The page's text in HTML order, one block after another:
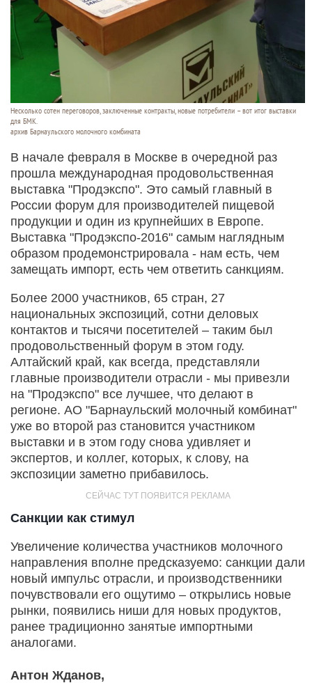
Несколько сотен переговоров, заключенные контракты, новые потребители – вот итог выставки
для БМК.
архив Барнаульского молочного комбината
В начале февраля в Москве в очередной раз
прошла международная продовольственная
выставка "Продэкспо". Это самый главный в
России форум для производителей пищевой
продукции и один из крупнейших в Европе.
Выставка "Продэкспо-2016" самым наглядным
образом продемонстрировала - нам есть, чем
замещать импорт, есть чем ответить санкциям.
Более 2000 участников, 65 стран, 27
национальных экспозиций, сотни деловых
контактов и тысячи посетителей – таким был
продовольственный форум в этом году.
Алтайский край, как всегда, представляли
главные производители отрасли - мы привезли
на "Продэкспо" все лучшее, что делают в
регионе. АО "Барнаульский молочный комбинат"
уже во второй раз становится участником
выставки и в этом году снова удивляет и
экспертов, и коллег, которых, к слову, на
экспозиции заметно прибавилось.
Санкции как стимул
Увеличение количества участников молочного
направления вполне предсказуемо: санкции дали
новый импульс отрасли, и производственники
почувствовали его ощутимо – открылись новые
рынки, появились ниши для новых продуктов,
ранее традиционно занятые импортными
аналогами.
Антон Жданов,